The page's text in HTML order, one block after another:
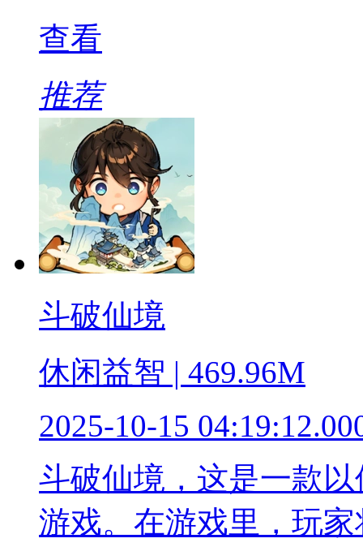
查看
推荐
斗破仙境
休闲益智 | 469.96M
2025-10-15
斗破仙境，这是一款
游戏。在游戏里，玩